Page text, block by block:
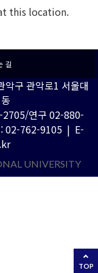
this location.
TOP
길
구 관악로1 서울대
연구 02-880-
02-762-9105 | E-
UNIVERSITY